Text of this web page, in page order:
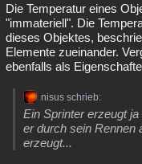
Die Temperatur eines
"immateriell". Die
dieses Objektes,
Elemente zueinander.
ebenfalls als
nisus schrieb:
Ein Sprinter erzeugt
er durch sein Rennen
erzeugt...